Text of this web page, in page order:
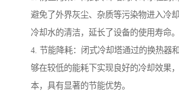
避免了外界灰尘、杂质等污染物进入冷
冷却水的清洁，延长了设备的使用寿命。
4. 节能降耗：闭式冷却塔通过的换热器
够在较低的能耗下实现良好的冷却效果
本，具有显著的节能优势。